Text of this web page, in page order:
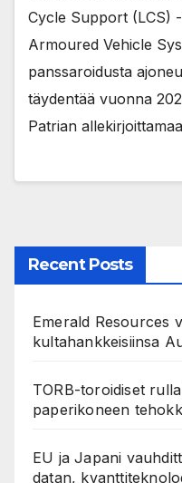
Cycle Support (LCS)
Armoured Vehicle
panssaroidusta
täydentää vuonna
Patrian
Recent Posts
Emerald Resources
kultahankkeisiinsa
TORB-toroidiset
paperikoneen
EU ja Japani
datan,